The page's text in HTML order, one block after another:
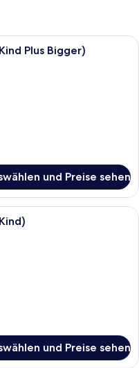
modernes Schlafzimmer mit
Plus Bigger)
und Preise sehen
ordentlich bezogenes Bett mit
und Preise sehen